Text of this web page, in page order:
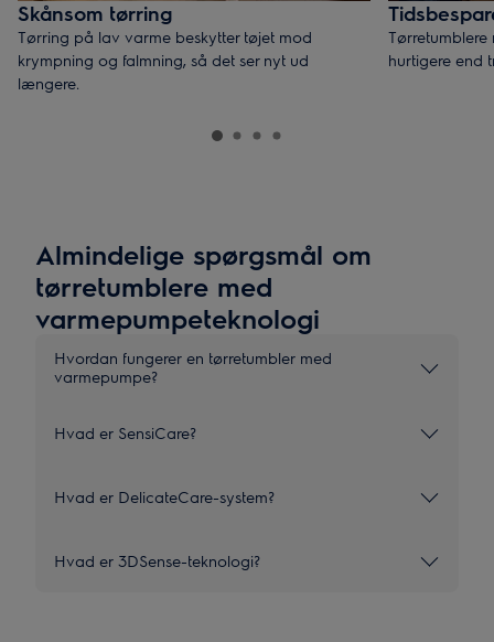
Skånsom tørring
Tørring på lav varme beskytter tøjet mod
krympning og falmning, så det ser nyt ud
længere.
hurtigere end
Almindelige spørgsmål om
tørretumblere med
varmepumpeteknologi
Hvordan fungerer en tørretumbler med
varmepumpe?
Hvad er SensiCare?
Hvad er DelicateCare-system?
Hvad er 3DSense-teknologi?